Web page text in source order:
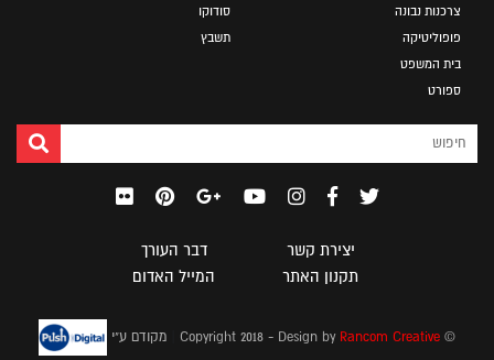
צרכנות נבונה
פופוליטיקה
בית המשפט
ספורט
סודוקו
תשבץ
יצירת קשר
דבר העורך
תקנון האתר
המייל האדום
© Copyright 2018 - Design by
Rancom Creative מקודם ע"י